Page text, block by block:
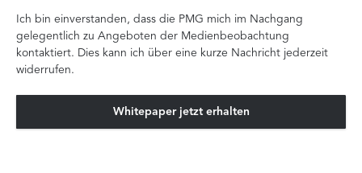
Ich bin einverstanden, dass die PMG mich im Nachgang
gelegentlich zu Angeboten der Medienbeobachtung
kontaktiert. Dies kann ich über eine kurze Nachricht jederzeit
widerrufen.
Whitepaper jetzt erhalten